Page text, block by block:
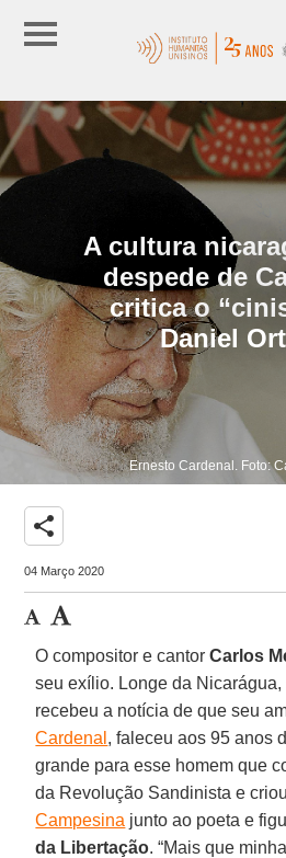
A cultura
despede de
critica o
Daniel
Ernesto Cardenal. Foto:
share
04 Março 2020
O compositor e cantorCarlos
seu exílio. Longe da Nicarágua,
recebeu a notícia de que seu
Cardenal , faleceu aos 95 anos
grande para esse homem que
da Revolução Sandinista e
Campesina junto ao poeta e
da Libertação. “Mais que